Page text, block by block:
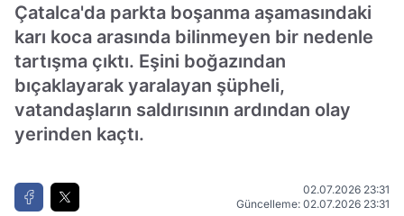
Çatalca'da parkta boşanma aşamasındaki
karı koca arasında bilinmeyen bir nedenle
tartışma çıktı. Eşini boğazından
bıçaklayarak yaralayan şüpheli,
vatandaşların saldırısının ardından olay
yerinden kaçtı.
02.07.2026 23:31
Güncelleme: 02.07.2026 23:31